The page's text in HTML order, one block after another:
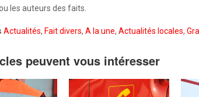
les auteurs des faits.
Actualités, Fait divers, A la une, Actualités locales,
peuvent vous intéresser